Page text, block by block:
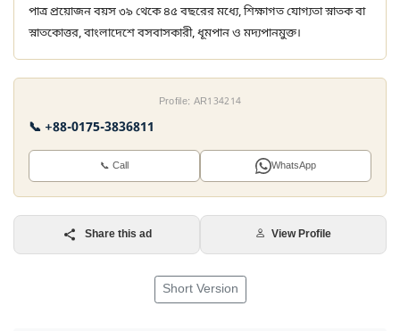
পাত্র প্রয়োজন বয়স ৩৯ থেকে ৪৫ বছরের মধ্যে, শিক্ষাগত যোগ্যতা স্নাতক বা
স্নাতকোত্তর, বাংলাদেশে বসবাসকারী, ধূমপান ও মদ্যপানমুক্ত।
Profile: AR134214
📞 +88-0175-3836811
📞 Call WhatsApp
Share this ad View Profile
Short Version